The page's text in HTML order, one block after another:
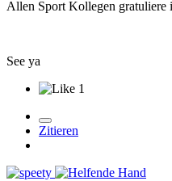
Allen Sport Kollegen gratuliere
See ya
1
Zitieren